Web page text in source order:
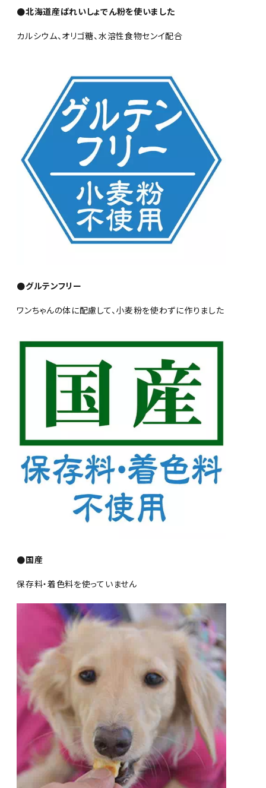
●北海道産ばれいしょでん粉を使いました
カルシウム、オリゴ糖、水溶性食物センイ配合
●グルテンフリー
ワンちゃんの体に配慮して、小麦粉を使わずに作りました
●国産
保存料・着色料を使っていません